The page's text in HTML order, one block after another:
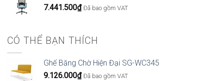
7.441.500₫ Đã bao gồm VAT
CÓ THỂ BẠN THÍCH
Ghế Băng Chờ Hiện Đại SG-WC345
9.126.000₫ Đã bao gồm VAT